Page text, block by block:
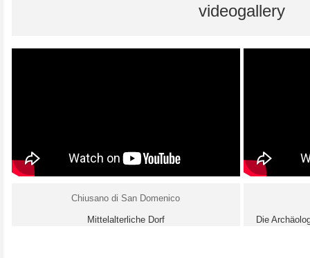
videogallery
Chiusano di San Domenico
Mittelalterliche Dorf Die